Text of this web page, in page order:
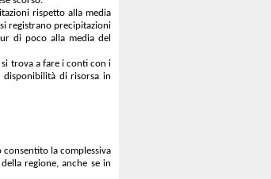
rispetto alla media
registrano precipitazioni
di poco alla media del
si trova a fare i conti con i
disponibilità di risorsa in
consentito la complessiva
regione, anche se in